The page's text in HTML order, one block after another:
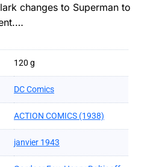
changes to Superman to
120 g
DC Comics
ACTION COMICS (1938)
janvier 1943